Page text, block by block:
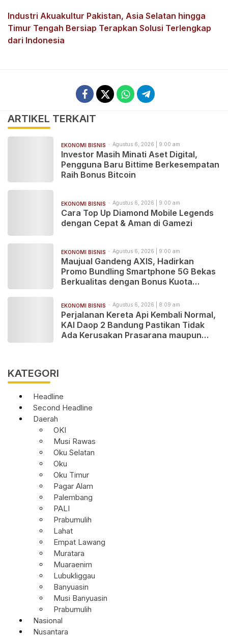
Industri Akuakultur Pakistan, Asia Selatan hingga
Timur Tengah Bersiap Terapkan Solusi Terlengkap
dari Indonesia
ARTIKEL TERKAIT
EKONOMI BISNIS Agustus 6, 2026 | 9:00 am
Investor Masih Minati Aset Digital,
Pengguna Baru Bittime Berkesempatan
Raih Bonus Bitcoin
EKONOMI BISNIS Agustus 6, 2026 | 9:00 am
Cara Top Up Diamond Mobile Legends
dengan Cepat & Aman di Gamezi
EKONOMI BISNIS Agustus 6, 2026 | 9:00 am
Maujual Gandeng AXIS, Hadirkan
Promo Bundling Smartphone 5G Bekas
Berkualitas dengan Bonus Kuota
EKONOMI BISNIS Agustus 6, 2026 | 8:09 am
Perjalanan Kereta Api Kembali Normal,
KAI Daop 2 Bandung Pastikan Tidak
Ada Kerusakan Prasarana maupun
KATEGORI
Headline
Second Headline
Daerah
OKI
Musi Rawas
Oku Selatan
Oku
Oku Timur
Pagar Alam
Palembang
PALI
Prabumulih
Lahat
Empat Lawang
Muratara
Muaraenim
Lubukliggau
Banyuasin
Musi Banyuasin
Prabumulih
Nasional
Nusantara